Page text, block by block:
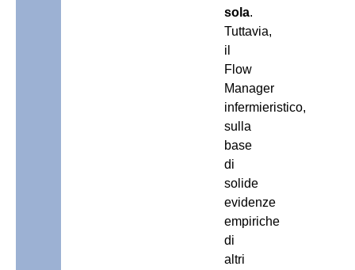
sola.
Tuttavia,
il
Flow
Manager
infermieristico,
sulla
base
di
solide
evidenze
empiriche
di
altri